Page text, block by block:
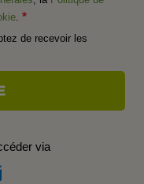
de recevoir les
via